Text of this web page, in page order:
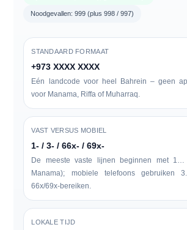
Noodgevallen: 999 (plus 998 / 997)
STANDAARD FORMAAT
+973 XXXX XXXX
Eén landcode voor heel Bahrein – geen
voor Manama, Riffa of Muharraq.
VAST VERSUS MOBIEL
1- / 3- / 66x- / 69x-
De meeste vaste lijnen beginnen met 1…
Manama); mobiele telefoons gebruiken
66x/69x-bereiken.
LOKALE TIJD